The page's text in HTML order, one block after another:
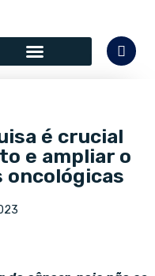
é crucial
e ampliar o
oncológicas